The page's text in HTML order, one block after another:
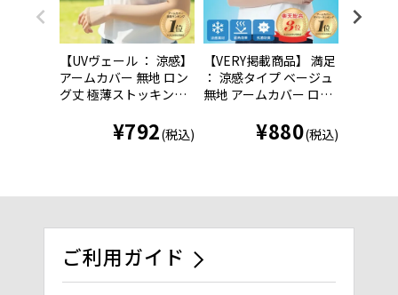
【UVヴェール ： 涼感】
アームカバー 無地 ロン
グ丈 極薄ストッキング
(006-1051)
¥792(税込)
【VERY掲載商品】 満足
： 涼感タイプ ベージュ
無地 アームカバー ロン
キング素材 (040-0541)
¥880(税込)
ご利用ガイド